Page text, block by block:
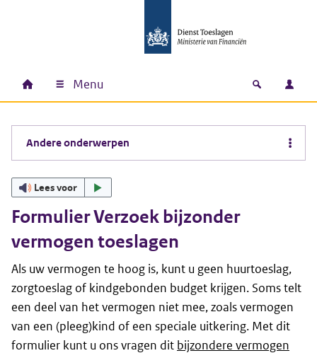
Hoofdnavigatie
Home Menu Open
Andere onderwerpen
Lees voor
Formulier Verzoek bijzonder
vermogen toeslagen
Als uw vermogen te hoog is, kunt u geen huurtoeslag,
zorgtoeslag of kindgebonden budget krijgen. Soms telt
een deel van het vermogen niet mee, zoals vermogen
van een (pleeg)kind of een speciale uitkering. Met dit
formulier kunt u ons vragen dit bijzondere vermogen